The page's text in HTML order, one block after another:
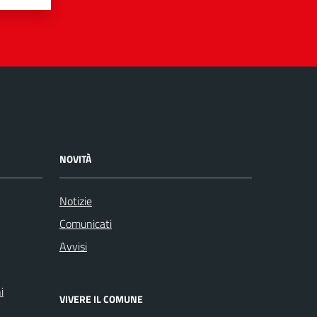
NOVITÀ
Notizie
Comunicati
Avvisi
VIVERE IL COMUNE